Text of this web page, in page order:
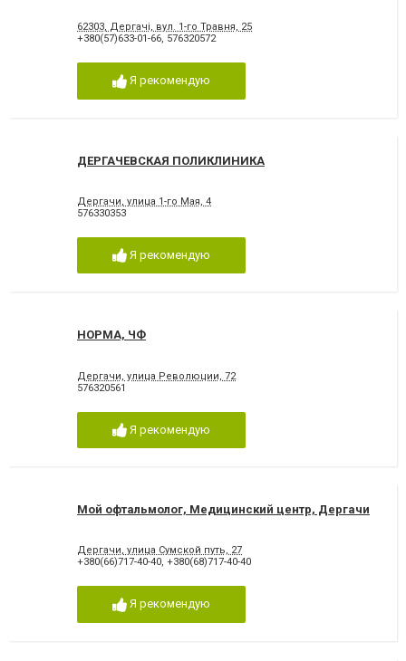
62303, Дергачі, вул. 1-го Травня, 25
+380(57)633-01-66, 576320572
Я рекомендую
ДЕРГАЧЕВСКАЯ ПОЛИКЛИНИКА
Дергачи, улица 1-го Мая, 4
576330353
Я рекомендую
НОРМА, ЧФ
Дергачи, улица Революции, 72
576320561
Я рекомендую
Мой офтальмолог, Медицинский центр, Дергачи
Дергачи, улица Сумской путь, 27
+380(66)717-40-40, +380(68)717-40-40
Я рекомендую